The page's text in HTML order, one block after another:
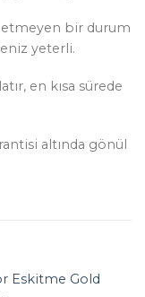
bir durum
yeterli.
en kısa sürede
altında gönül